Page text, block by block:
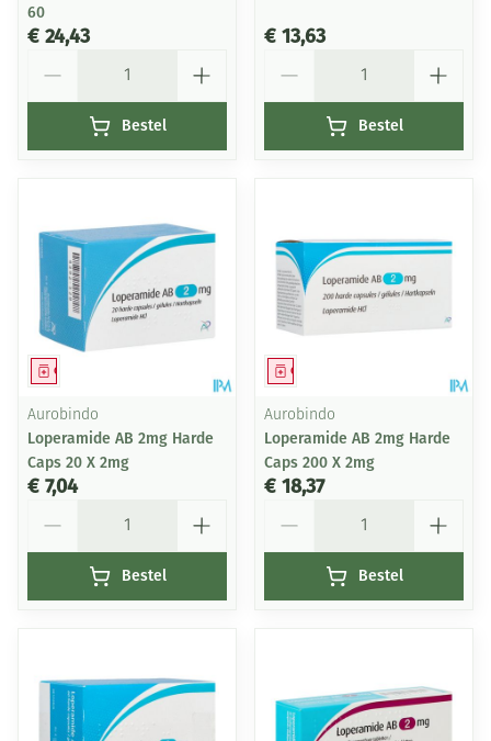
60
€ 24,43
Bestel
€ 13,63
Bestel
Geneesmiddel
Aurobindo
Loperamide AB 2mg Harde
Caps 20 X 2mg
€ 7,04
Bestel
Geneesmiddel
Aurobindo
Loperamide AB 2mg Harde
Caps 200 X 2mg
€ 18,37
Bestel